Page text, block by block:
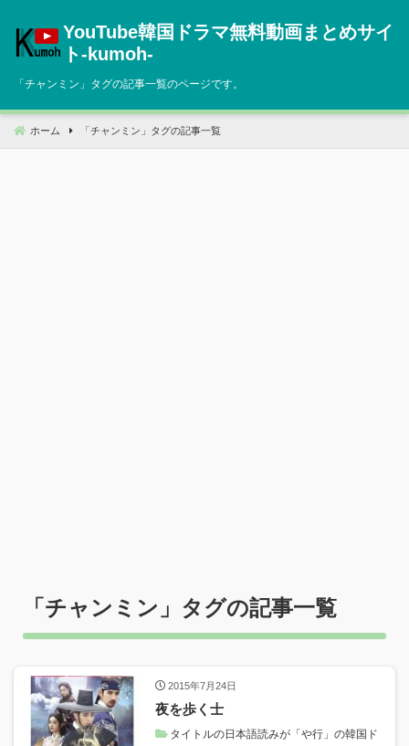
へ
動
YouTube韓国ドラマ無料動画まとめサイ
ト‐kumoh‐
「チャンミン 」タグの記事一覧のページです。
ホーム 「 チャンミン 」タグの記事一覧
「チャンミン 」タグの記事一覧
2015年7月24日
夜を歩く士
タイトルの日本語読みが「や行」の韓国ド